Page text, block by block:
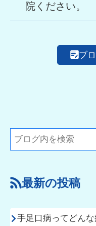
院ください。
ブ
最新の投稿
手足口病ってどん